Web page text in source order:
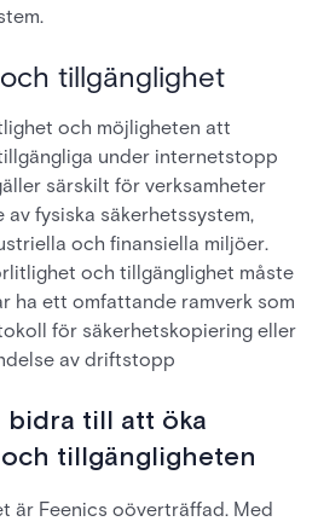
tillgänglighet
och möjligheten att
under internetstopp
särskilt för verksamheter
fysiska säkerhetssystem,
och finansiella miljöer.
och tillgänglighet måste
ha ett omfattande ramverk som
för säkerhetskopiering eller
av driftstopp
bidra till att öka
tillgängligheten
är Feenics oöverträffad. Med